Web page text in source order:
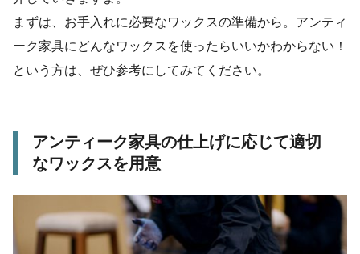
まずは、お手入れに必要なワックスの準備から。アンティ
ーク家具にどんなワックスを使ったらいいかわからない！
という方は、ぜひ参考にしてみてください。
アンティーク家具の仕上げに応じて適切
なワックスを用意